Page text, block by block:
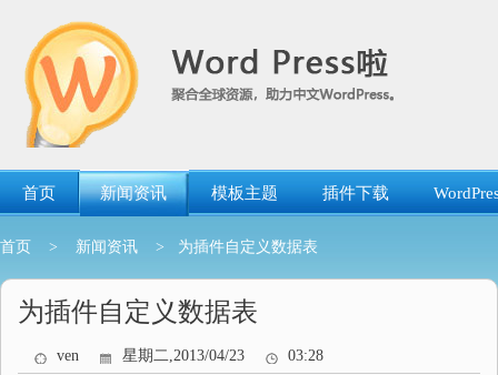
首页 新闻资讯 模板主题 插件下载
首页 > 新闻资讯 > 为插件自定义数据表
为插件自定义数据表
ven 星期二,2013/04/23 03:28